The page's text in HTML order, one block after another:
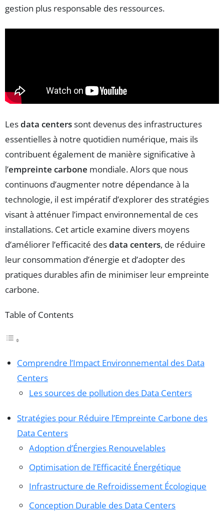
gestion plus responsable des ressources.
Lesdata centerssont devenus des infrastructures
essentielles à notre quotidien numérique, mais ils
contribuent également de manière significative à
l’empreinte carbone mondiale. Alors que nous
continuons d’augmenter notre dépendance à la
technologie, il est impératif d’explorer des stratégies
visant à atténuer l’impact environnemental de ces
installations. Cet article examine divers moyens
d’améliorer l’efficacité desdata centers, de réduire
leur consommation d’énergie et d’adopter des
pratiques durables afin de minimiser leur empreinte
carbone.
Table of Contents
Comprendre l’Impact Environnemental des Data
Centers
Les sources de pollution des Data Centers
Stratégies pour Réduire l’Empreinte Carbone des
Data Centers
Adoption d’Énergies Renouvelables
Optimisation de l’Efficacité Énergétique
Infrastructure de Refroidissement Écologique
Conception Durable des Data Centers